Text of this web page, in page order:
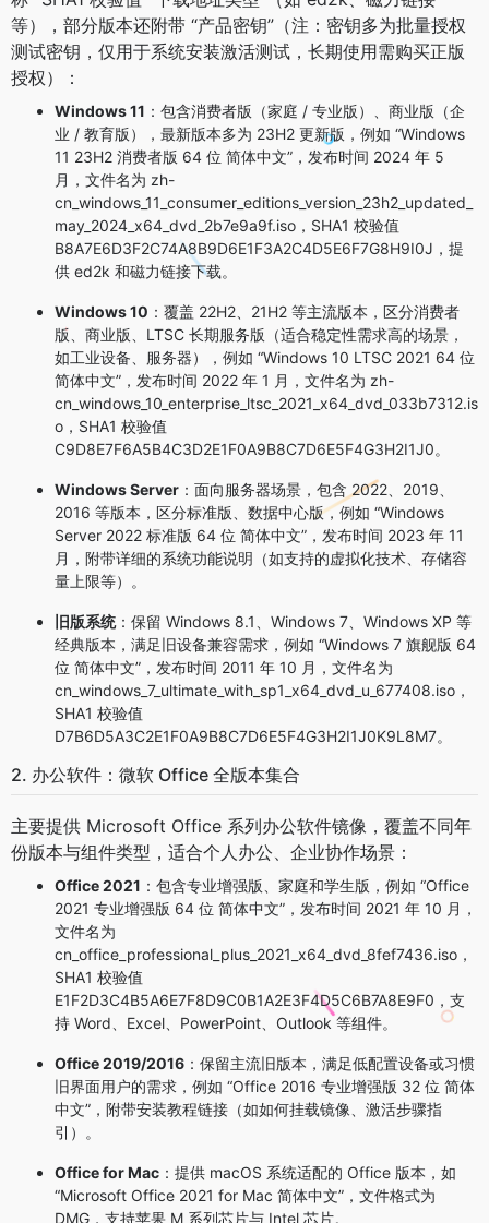
等），部分版本还附带 “产品密钥”（注：密钥多为批量授权
测试密钥，仅用于系统安装激活测试，长期使用需购买正版
授权）：
Windows 11 ：包含消费者版（家庭 / 专业版）、商业版（企
业 / 教育版），最新版本多为 23H2 更新版，例如 “Windows
11 23H2 消费者版 64 位 简体中文”，发布时间 2024 年 5
月，文件名为 zh-
cn_windows_11_consumer_editions_version_23h2_updated_
may_2024_x64_dvd_2b7e9a9f.iso，SHA1 校验值
B8A7E6D3F2C74A8B9D6E1F3A2C4D5E6F7G8H9I0J，提
供 ed2k 和磁力链接下载。
Windows 10 ：覆盖 22H2、21H2 等主流版本，区分消费者
版、商业版、LTSC 长期服务版（适合稳定性需求高的场景，
如工业设备、服务器），例如 “Windows 10 LTSC 2021 64 位
简体中文”，发布时间 2022 年 1 月，文件名为 zh-
cn_windows_10_enterprise_ltsc_2021_x64_dvd_033b7312.is
o，SHA1 校验值
C9D8E7F6A5B4C3D2E1F0A9B8C7D6E5F4G3H2I1J0。
Windows Server ：面向服务器场景，包含 2022、2019、
2016 等版本，区分标准版、数据中心版，例如 “Windows
Server 2022 标准版 64 位 简体中文”，发布时间 2023 年 11
月，附带详细的系统功能说明（如支持的虚拟化技术、存储容
量上限等）。
旧版系统：保留 Windows 8.1、Windows 7、Windows XP 等
经典版本，满足旧设备兼容需求，例如 “Windows 7 旗舰版 64
位 简体中文”，发布时间 2011 年 10 月，文件名为
cn_windows_7_ultimate_with_sp1_x64_dvd_u_677408.iso，
SHA1 校验值
D7B6D5A3C2E1F0A9B8C7D6E5F4G3H2I1J0K9L8M7。
2. 办公软件：微软 Office 全版本集合
主要提供 Microsoft Office 系列办公软件镜像，覆盖不同年
份版本与组件类型，适合个人办公、企业协作场景：
Office 2021 ：包含专业增强版、家庭和学生版，例如 “Office
2021 专业增强版 64 位 简体中文”，发布时间 2021 年 10 月，
文件名为
cn_office_professional_plus_2021_x64_dvd_8fef7436.iso，
SHA1 校验值
E1F2D3C4B5A6E7F8D9C0B1A2E3F4D5C6B7A8E9F0，支
持 Word、Excel、PowerPoint、Outlook 等组件。
Office 2019/2016 ：保留主流旧版本，满足低配置设备或习惯
旧界面用户的需求，例如 “Office 2016 专业增强版 32 位 简体
中文”，附带安装教程链接（如如何挂载镜像、激活步骤指
引）。
Office for Mac ：提供 macOS 系统适配的 Office 版本，如
“Microsoft Office 2021 for Mac 简体中文”，文件格式为
DMG，支持苹果 M 系列芯片与 Intel 芯片。